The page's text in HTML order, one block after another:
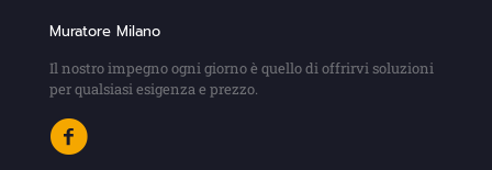
Muratore Milano
Il nostro impegno ogni giorno è quello di offrirvi soluzioni
per qualsiasi esigenza e prezzo.